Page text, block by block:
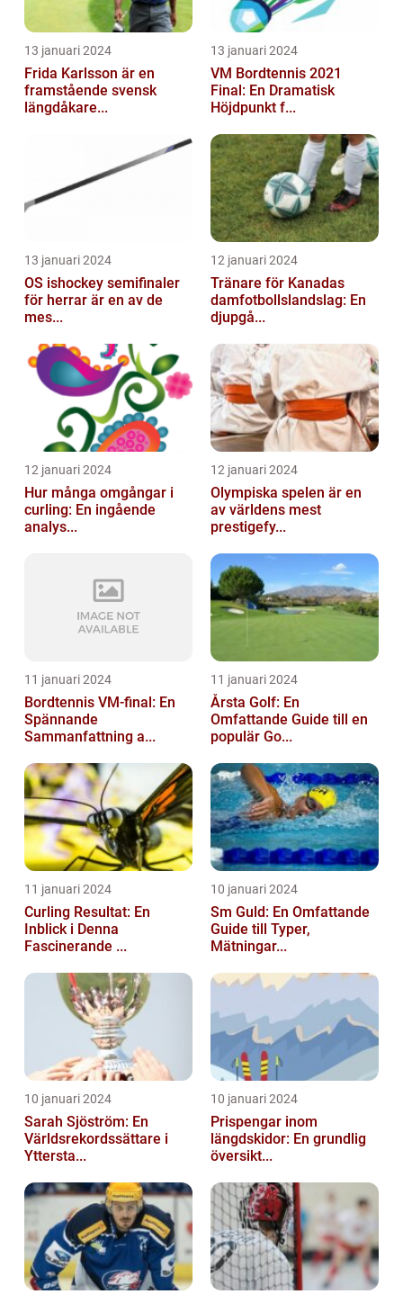
13 januari 2024
Frida Karlsson är en
framstående svensk
längdåkare...
13 januari 2024
VM Bordtennis 2021
Final: En Dramatisk
Höjdpunkt f...
13 januari 2024
OS ishockey semifinaler
för herrar är en av de
mes...
12 januari 2024
Tränare för Kanadas
damfotbollslandslag: En
djupgå...
12 januari 2024
Hur många omgångar i
curling: En ingående
analys...
12 januari 2024
Olympiska spelen är en
av världens mest
prestigefy...
11 januari 2024
Bordtennis VM-final: En
Spännande
Sammanfattning a...
11 januari 2024
Årsta Golf: En
Omfattande Guide till en
populär Go...
11 januari 2024
Curling Resultat: En
Inblick i Denna
Fascinerande ...
10 januari 2024
Sm Guld: En Omfattande
Guide till Typer,
Mätningar...
10 januari 2024
Sarah Sjöström: En
Världsrekordssättare i
Yttersta...
10 januari 2024
Prispengar inom
längdskidor: En grundlig
översikt...